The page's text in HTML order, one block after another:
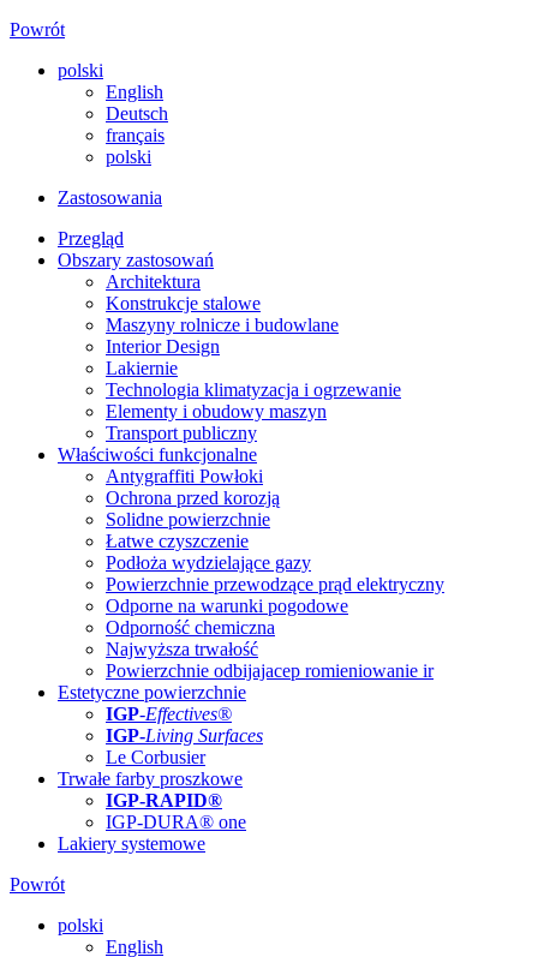
Powrót
polski
English
Deutsch
français
polski
Zastosowania
Przegląd
Obszary zastosowań
Architektura
Konstrukcje stalowe
Maszyny rolnicze i budowlane
Interior Design
Lakiernie
Technologia klimatyzacja i ogrzewanie
Elementy i obudowy maszyn
Transport publiczny
Właściwości funkcjonalne
Antygraffiti Powłoki
Ochrona przed korozją
Solidne powierzchnie
Łatwe czyszczenie
Podłoża wydzielające gazy
Powierzchnie przewodzące prąd elektryczny
Odporne na warunki pogodowe
Odporność chemiczna
Najwyższa trwałość
Powierzchnie odbijajacep romieniowanie ir
Estetyczne powierzchnie
IGP-Effectives®
IGP-Living Surfaces
Le Corbusier
Trwałe farby proszkowe
IGP-RAPID®
IGP-DURA® one
Lakiery systemowe
Powrót
polski
English